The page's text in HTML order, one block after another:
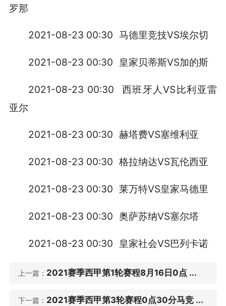
罗那
2021-08-23 00:30 马德里竞技VS埃尔切
2021-08-23 00:30 皇家贝蒂斯VS加的斯
2021-08-23 00:30
西班牙人VS比利亚雷
亚尔
2021-08-23 00:30 赫塔费VS塞维利亚
2021-08-23 00:30 格拉纳达VS瓦伦西亚
2021-08-23 00:30 莱万特VS皇家马德里
2021-08-23 00:30 奥萨苏纳VS塞尔塔
2021-08-23 00:30 皇家社会VS巴列卡诺
上一篇： 2021赛季西甲第1轮赛程8月16日0点 ...
下一篇： 2021赛季西甲第3轮赛程0点30分马竞 ...